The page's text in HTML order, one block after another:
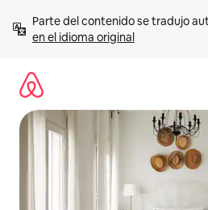
contenido
Parte del contenido se tradujo
en el idioma original